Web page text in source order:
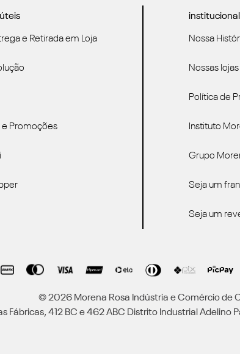
e Retirada em Loja
e Promoções
institucional
Nossa
Nossas lojas
Política de
Instituto
Grupo
Seja um
Seja um
© 2026 Morena Rosa Indústria e Comércio de
Fábricas, 412 BC e 462 ABC Distrito Industrial